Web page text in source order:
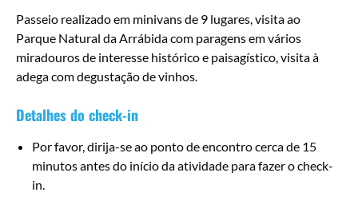
Passeio realizado em minivans de 9 lugares, visita ao
Parque Natural da Arrábida com paragens em vários
miradouros de interesse histórico e paisagístico, visita à
adega com degustação de vinhos.
Detalhes do check-in
Por favor, dirija-se ao ponto de encontro cerca de 15
minutos antes do início da atividade para fazer o check-
in.